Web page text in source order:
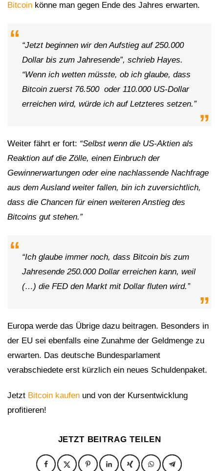
Bitcoin könne man gegen Ende des Jahres erwarten.
“Jetzt beginnen wir den Aufstieg auf 250.000
Dollar bis zum Jahresende”, schrieb Hayes.
“Wenn ich wetten müsste, ob ich glaube, dass
Bitcoin zuerst 76.500 oder 110.000 US-Dollar
erreichen wird, würde ich auf Letzteres setzen.”
Weiter fährt er fort: “Selbst wenn die US-Aktien als
Reaktion auf die Zölle, einen Einbruch der
Gewinnerwartungen oder eine nachlassende Nachfrage
aus dem Ausland weiter fallen, bin ich zuversichtlich,
dass die Chancen für einen weiteren Anstieg des
Bitcoins gut stehen.”
“Ich glaube immer noch, dass Bitcoin bis zum
Jahresende 250.000 Dollar erreichen kann, weil
(…) die FED den Markt mit Dollar fluten wird.”
Europa werde das Übrige dazu beitragen. Besonders in
der EU sei ebenfalls eine Zunahme der Geldmenge zu
erwarten. Das deutsche Bundesparlament
verabschiedete erst kürzlich ein neues Schuldenpaket.
Jetzt Bitcoin kaufen und von der Kursentwicklung
profitieren!
JETZT BEITRAG TEILEN